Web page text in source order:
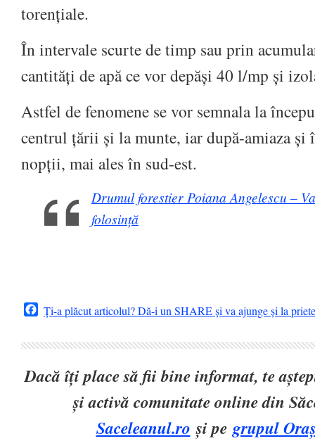
torențiale.
În intervale scurte de timp sau prin
cantități de apă ce vor depăși 40 l/mp și
Astfel de fenomene se vor semnala la
centrul țării și la munte, iar după-amiaza și
nopții, mai ales în sud-est.
Drumul forestier Poiana Angelescu –
folosință
Facebook
Ți-a plăcut articolul? Dă-i un SHARE și va ajunge și la
Dacă îți place să fii bine informat, te
și activă comunitate online din
Saceleanul.ro și pegrupul